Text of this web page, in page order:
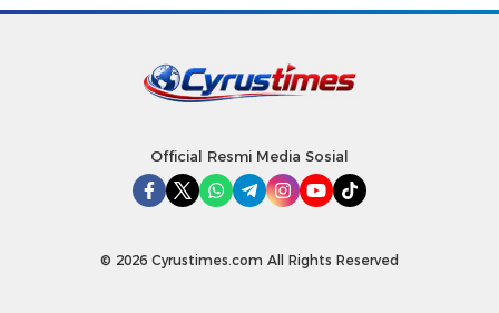
Official Resmi Media Sosial
© 2026 Cyrustimes.com All Rights Reserved